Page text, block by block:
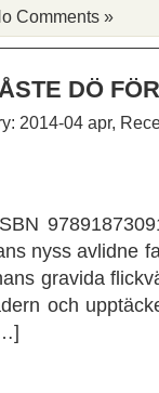
Comments »
DÖ
2014-04 apr,
nyss avlidne
gravida
och